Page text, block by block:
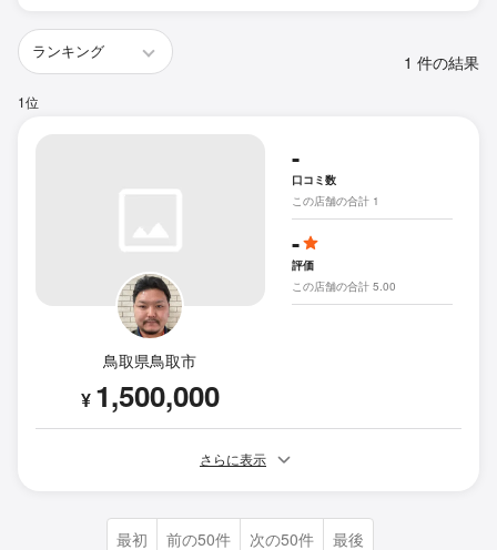
1 件の結果
1位
鳥取県鳥取市
¥ 1,500,000
-
口コミ数
この店舗の合計 1
-
評価
この店舗の合計 5.00
さらに表示
最初 前の50件 次の50件 最後